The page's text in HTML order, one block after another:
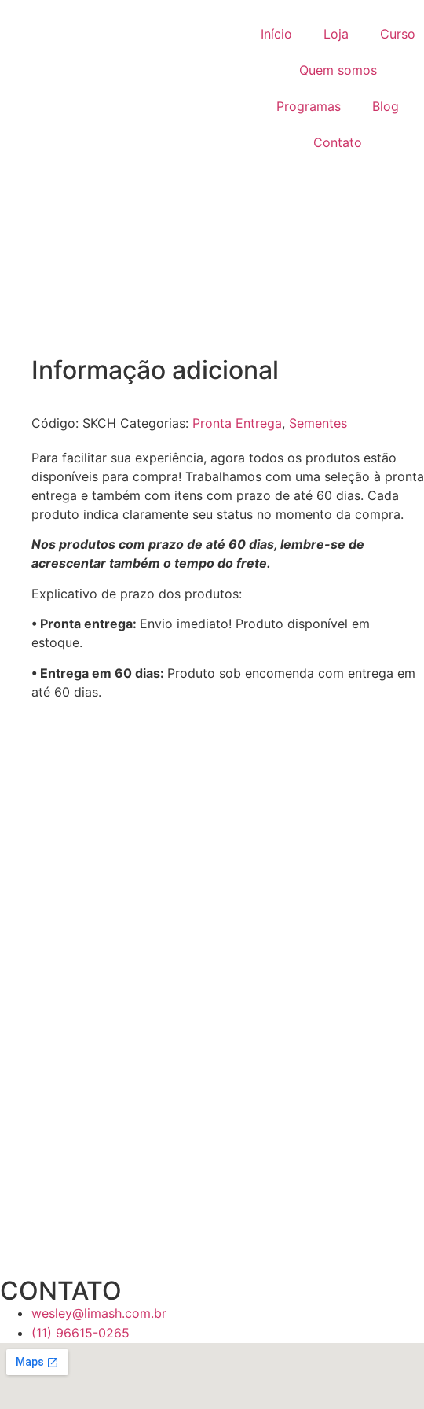
Início Loja Curso
Quem somos
Programas Blog
Contato
Informação adicional
Código: SKCH Categorias: Pronta Entrega, Sementes
Para facilitar sua experiência, agora todos os produtos estão
disponíveis para compra! Trabalhamos com uma seleção à pronta
entrega e também com itens com prazo de até 60 dias. Cada
produto indica claramente seu status no momento da compra.
Nos produtos com prazo de até 60 dias, lembre-se de
acrescentar também o tempo do frete.
Explicativo de prazo dos produtos:
•⁠ ⁠Pronta entrega: Envio imediato! Produto disponível em
estoque.
•⁠ Entrega em 60 dias: Produto sob encomenda com entrega em
até 60 dias.
CONTATO
wesley@limash.com.br
(11) 96615-0265